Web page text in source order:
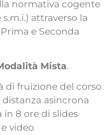
normativa cogente
s.m.i.) attraverso la
e Seconda
Mista.
di fruizione del corso
distanza asincrona
in 8 ore di slides
video